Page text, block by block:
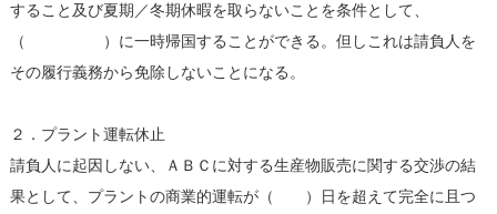
すること及び夏期／冬期休暇を取らないことを条件として、
（ ）に一時帰国することができる。但しこれは請負人を
その履行義務から免除しないことになる。
２．プラント運転休止
請負人に起因しない、ＡＢＣに対する生産物販売に関する交渉の結
果として、プラントの商業的運転が（ ）日を超えて完全に且つ